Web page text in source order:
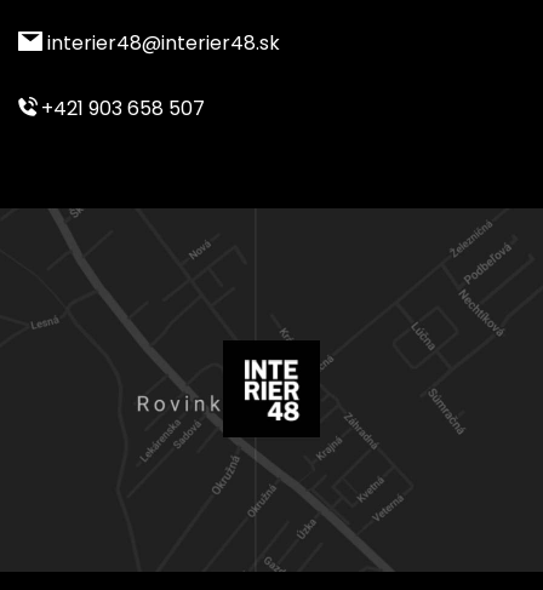
interier48@interier48.sk
+421 903 658 507